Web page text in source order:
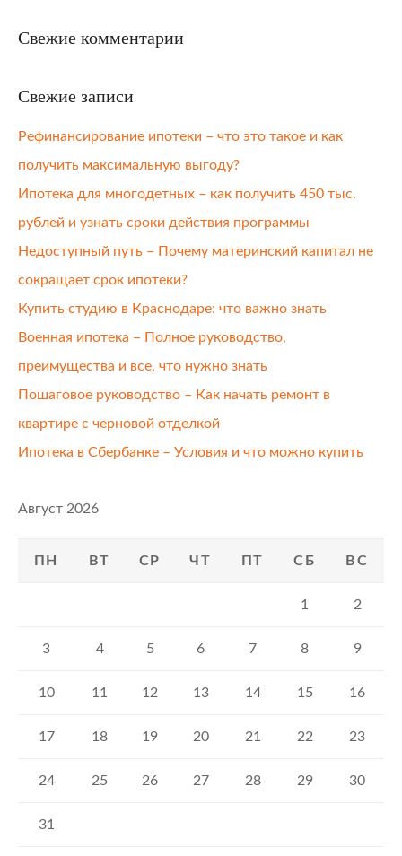
Свежие комментарии
Свежие записи
Рефинансирование ипотеки – что это такое и как
получить максимальную выгоду?
Ипотека для многодетных – как получить 450 тыс.
рублей и узнать сроки действия программы
Недоступный путь – Почему материнский капитал не
сокращает срок ипотеки?
Купить студию в Краснодаре: что важно знать
Военная ипотека – Полное руководство,
преимущества и все, что нужно знать
Пошаговое руководство – Как начать ремонт в
квартире с черновой отделкой
Ипотека в Сбербанке – Условия и что можно купить
Август 2026
ПН ВТ СР ЧТ ПТ СБ ВС
1 2
3 4 5 6 7 8 9
10 11 12 13 14 15 16
17 18 19 20 21 22 23
24 25 26 27 28 29 30
31